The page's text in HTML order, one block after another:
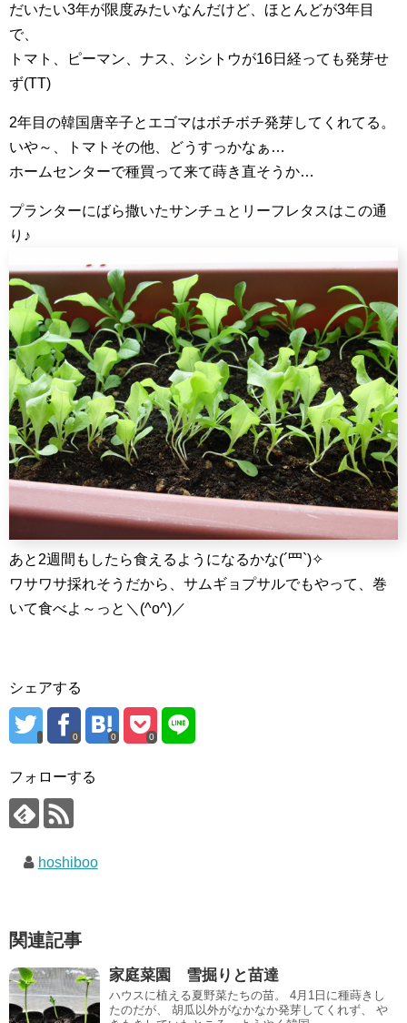
だいたい3年が限度みたいなんだけど、ほとんどが3年目
で、
トマト、ピーマン、ナス、シシトウが16日経っても発芽せ
ず(TT)
2年目の韓国唐辛子とエゴマはボチボチ発芽してくれてる。
いや～、トマトその他、どうすっかなぁ…
ホームセンターで種買って来て蒔き直そうか…
プランターにばら撒いたサンチュとリーフレタスはこの通
り♪
あと2週間もしたら食えるようになるかな(´罒`)✧
ワサワサ採れそうだから、サムギョプサルでもやって、巻
いて食べよ～っと＼(^o^)／
シェアする
0 0 0
フォローする
hoshiboo
関連記事
家庭菜園 雪掘りと苗達
ハウスに植える夏野菜たちの苗。 4月1日に種蒔きし
たのだが、 胡瓜以外がなかなか発芽してくれず、 や